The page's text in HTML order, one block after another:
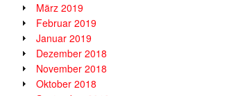
März 2019
Februar 2019
Januar 2019
Dezember 2018
November 2018
Oktober 2018